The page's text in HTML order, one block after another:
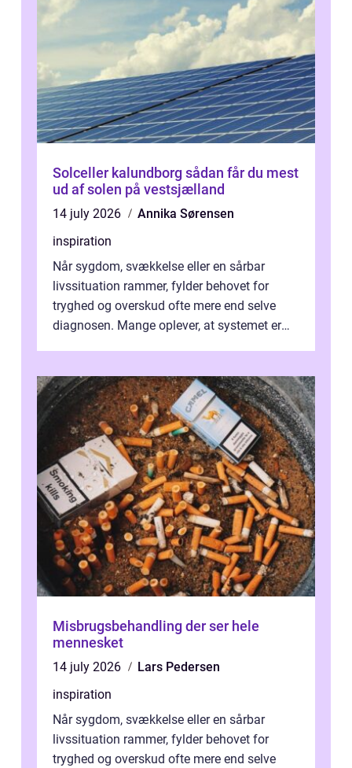
Solceller kalundborg sådan får du mest
ud af solen på vestsjælland
14 july 2026
Annika Sørensen
inspiration
Når sygdom, svækkelse eller en sårbar
livssituation rammer, fylder behovet for
tryghed og overskud ofte mere end selve
diagnosen. Mange oplever, at systemet er
Misbrugsbehandling der ser hele
mennesket
14 july 2026
Lars Pedersen
inspiration
Når sygdom, svækkelse eller en sårbar
livssituation rammer, fylder behovet for
tryghed og overskud ofte mere end selve